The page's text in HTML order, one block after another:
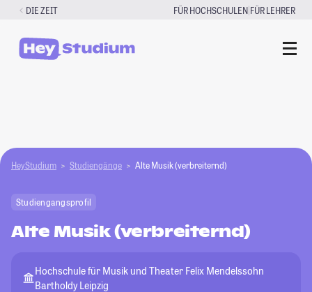
Zum
springen
DIE ZEIT FÜR HOCHSCHULEN|FÜR LEHRER
HeyStudium Studiengänge Alte Musik (verbreiternd)
Studiengangsprofil
Alte Musik (verbreiternd)
Hochschule für Musik und Theater Felix Mendelssohn
Bartholdy Leipzig